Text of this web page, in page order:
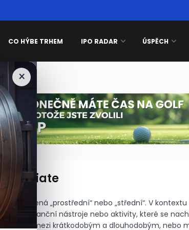
CO HÝBE TRHEM IPO RADAR ÚSPĚCH
×
blocked
znamená „prostřední“ nebo „střední“. V
finanční nástroje nebo aktivity, které se
mezi krátkodobým a dlouhodobým, nebo